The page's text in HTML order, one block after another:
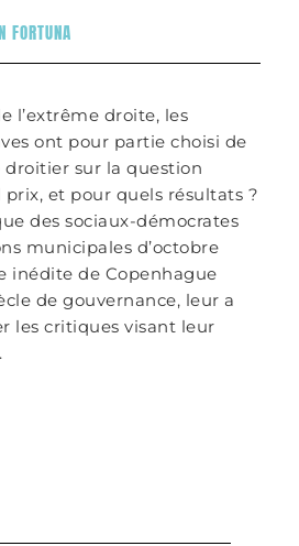
FORTUNA
l’extrême droite, les
ont pour partie choisi de
sur la question
et pour quels résultats ?
des sociaux-démocrates
municipales d’octobre
inédite de Copenhague
de gouvernance, leur a
les critiques visant leur